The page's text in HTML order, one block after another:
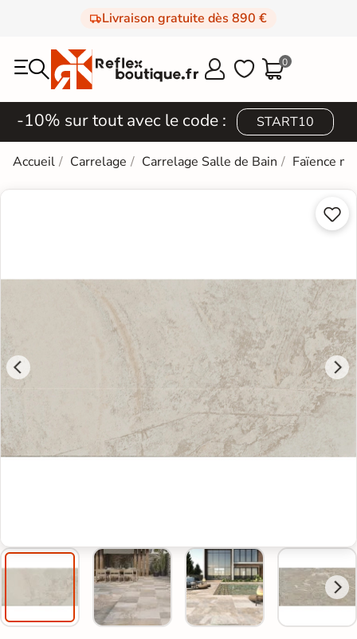
Livraison gratuite dès 890 €
  0
-10% sur tout avec le code : START10
Accueil Carrelage Carrelage Salle de Bain Faïence

